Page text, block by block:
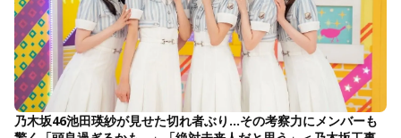
乃木坂46池田瑛紗が見せた切れ者ぶり…その考察力にメンバーも